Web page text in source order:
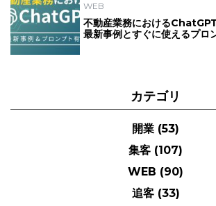
WEB
不動産業務における
最新事例とすぐに使えるプロ
カテゴリ
開業 (53)
集客 (107)
WEB (90)
追客 (33)